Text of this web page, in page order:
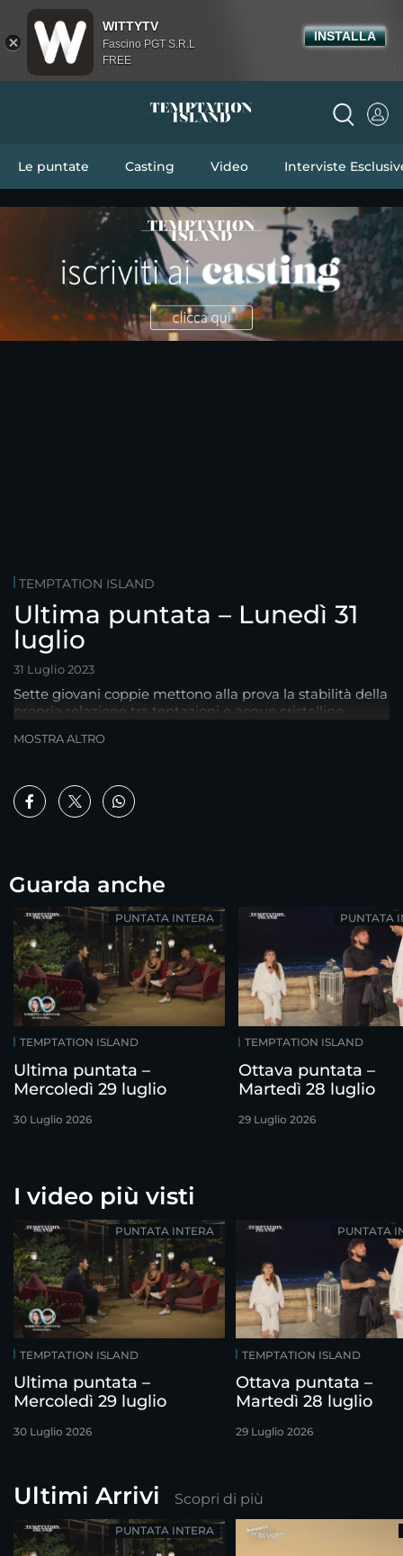
Le puntate Casting Video Interviste
TEMPTATION ISLAND
Ultima puntata – Lunedì 31
luglio
31 Luglio 2023
Sette giovani coppie mettono alla prova la stabilità della
propria relazione tra tentazioni e acque cristalline.
MOSTRA ALTRO
Guarda anche
TEMPTATION ISLAND
Ultima puntata –
Mercoledì 29 luglio
30 Luglio 2026
PUNTATA INTERA
TEMPTATION ISLAND
Ottava puntata –
Martedì 28 luglio
29 Luglio 2026
PUNTATA
I video più visti
TEMPTATION ISLAND
Ultima puntata –
Mercoledì 29 luglio
30 Luglio 2026
PUNTATA INTERA
TEMPTATION ISLAND
Ottava puntata –
Martedì 28 luglio
29 Luglio 2026
PUNTATA
Ultimi Arrivi Scopri di più
PUNTATA INTERA
WITTYTV
Fascino PGT S.R.L
FREE
INSTALLA